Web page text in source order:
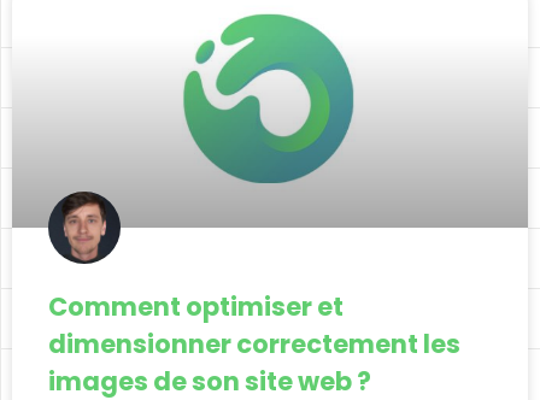
Comment optimiser et
dimensionner correctement les
images de son site web ?